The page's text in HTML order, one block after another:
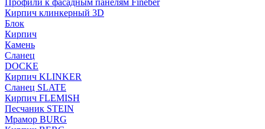
Профили к фасадным панелям Fineber
Кирпич клинкерный 3D
Блок
Кирпич
Камень
Сланец
DOCKE
Кирпич KLINKER
Сланец SLATE
Кирпич FLEMISH
Пес­ча­ник STEIN
Мрамор BURG